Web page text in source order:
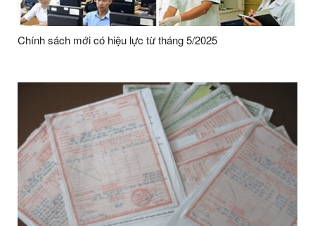
Chính sách mới có hiệu lực từ tháng 5/2025